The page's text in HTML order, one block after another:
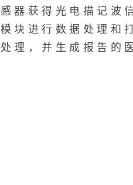
感器获得光电描记波
模块进行数据处理和
处理，并生成报告的